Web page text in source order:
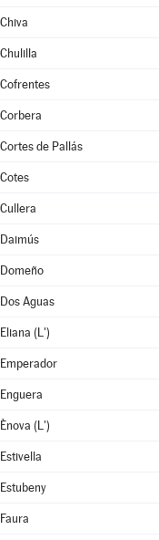
Chiva
Chulilla
Cofrentes
Corbera
Cortes de Pallás
Cotes
Cullera
Daimús
Domeño
Dos Aguas
Eliana (L')
Emperador
Enguera
Ènova (L')
Estivella
Estubeny
Faura